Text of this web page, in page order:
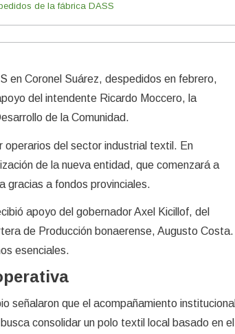
de la fábrica DASS
en Coronel Suárez, despedidos en febrero,
del intendente Ricardo Moccero, la
de la Comunidad.
operarios del sector industrial textil. En
de la nueva entidad, que comenzará a
gracias a fondos provinciales.
apoyo del gobernador Axel Kicillof, del
de Producción bonaerense, Augusto Costa.
esenciales.
señalaron que el acompañamiento institucional
consolidar un polo textil local basado en el